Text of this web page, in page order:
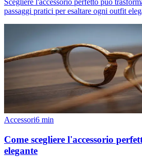
Scegliere l'accessorio perfetto può
passaggi pratici per esaltare ogni outfit
Accessori6 min
Come scegliere l'accessorio
elegante